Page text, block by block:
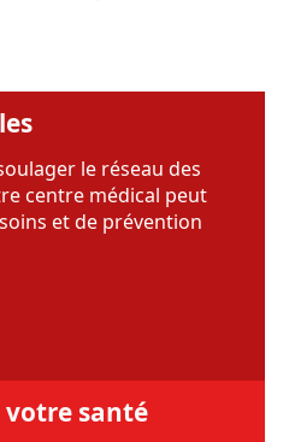
le réseau des
centre médical peut
et de prévention
santé